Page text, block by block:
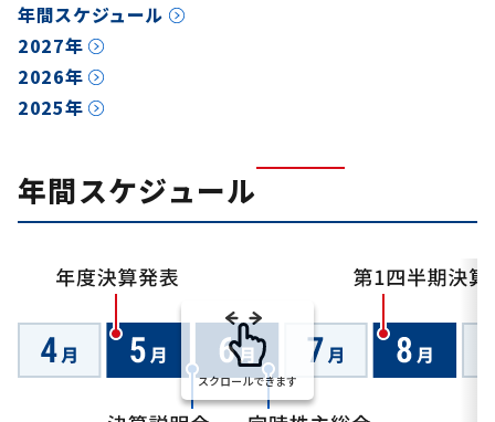
年間スケジュール
2027年
2026年
2025年
年間スケジュール
スクロールできます